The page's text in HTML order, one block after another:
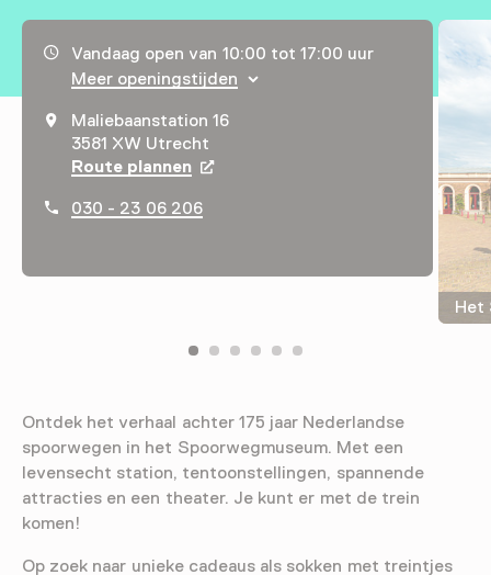
Openingstijden, adres & telefoonnummer
Vandaag open van 10:00 tot 17:00 uur
Meer openingstijden
Maliebaanstation 16
3581 XW Utrecht
Route plannen Opent in een nieuw tabblad
030 - 23 06 206
Het
Ontdek het verhaal achter 175 jaar Nederlandse
spoorwegen in het Spoorwegmuseum. Met een
levensecht station, tentoonstellingen, spannende
attracties en een theater. Je kunt er met de trein
komen!
Op zoek naar unieke cadeaus als sokken met treintjes